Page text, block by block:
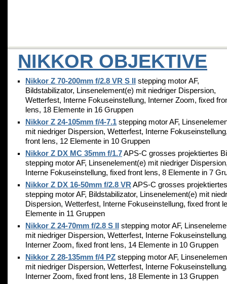
NIKKOR OBJEKTIVE
Nikkor Z 70-200mm f/2.8 VR S II
stepping motor AF,
Bildstabilizator, Linsenelement(e) mit niedriger Dispersion,
Wetterfest, Interne Fokuseinstellung, Interner Zoom, fixed
lens, 18 Elemente in 16 Gruppen
Nikkor Z 24-105mm f/4-7.1 stepping motor AF,
mit niedriger Dispersion, Wetterfest, Interne
front lens, 12 Elemente in 10 Gruppen
Nikkor Z DX MC 35mm f/1.7APS-C grosses projektiertes
stepping motor AF, Linsenelement(e) mit niedriger
Interne Fokuseinstellung, fixed front lens, 8 Elemente in 7
Nikkor Z DX 16-50mm f/2.8 VRAPS-C grosses
stepping motor AF, Bildstabilizator, Linsenelement(e) mit
Dispersion, Wetterfest, Interne Fokuseinstellung, fixed front
Elemente in 11 Gruppen
Nikkor Z 24-70mm f/2.8 S II
stepping motor AF,
mit niedriger Dispersion, Wetterfest, Interne
Interner Zoom, fixed front lens, 14 Elemente in 10 Gruppen
Nikkor Z 28-135mm f/4 PZ stepping motor AF,
mit niedriger Dispersion, Wetterfest, Interne
Interner Zoom, fixed front lens, 18 Elemente in 13 Gruppen